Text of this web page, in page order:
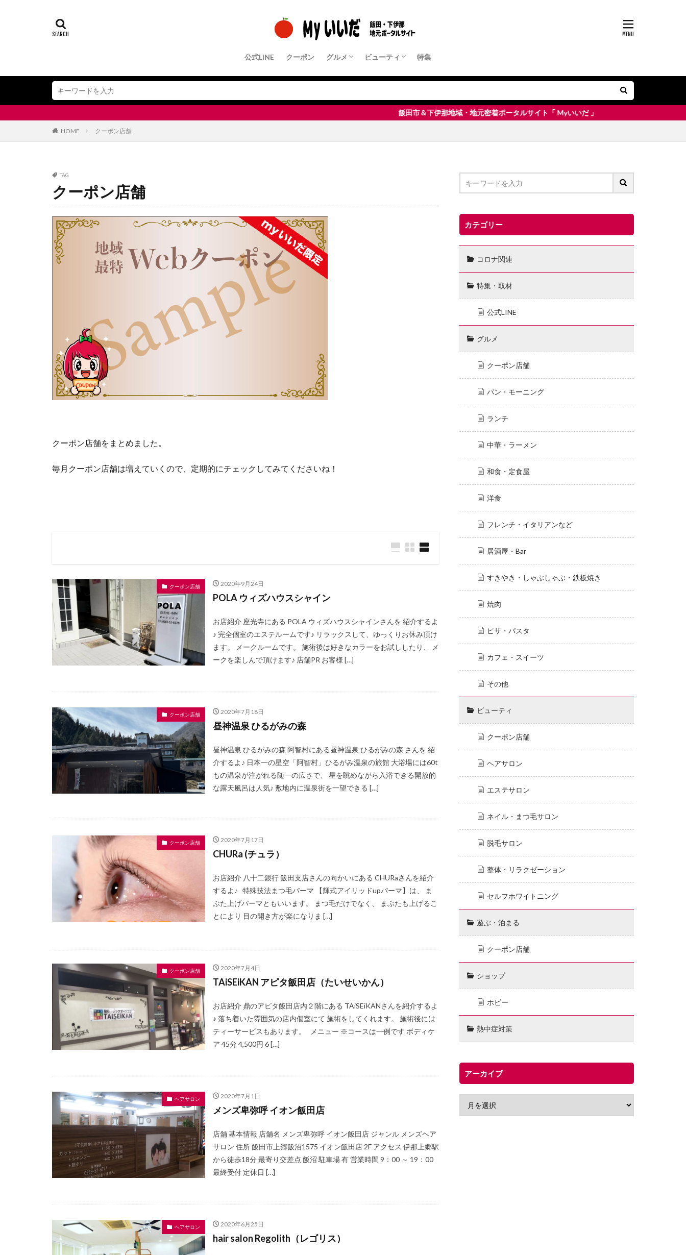
公式LINE クーポン グルメ
クーポン店舗
パン・モーニング
ランチ
中華・ラーメン
和食・定食屋
洋食
フレンチ・イタリアンなど
居酒屋・Bar
すきやき・しゃぶしゃぶ・鉄板焼き
焼肉
ピザ・パスタ
カフェ・スイーツ
その他
ビューティ
クーポン店舗
ヘアサロン
ネイル・まつ毛サロン
エステサロン
脱毛サロン
整体・リラクゼーション
特集
飯田市＆下伊那地域・地元密着ポータルサイト「 Myいいだ 」
HOME クーポン店舗
TAG
クーポン店舗
クーポン店舗をまとめました。
毎月クーポン店舗は増えていくので、定期的にチェックしてみてくださいね！
クーポン店舗 2020年9月24日
POLA ウィズハウスシャイン
お店紹介 座光寺にある POLA ウィズハウスシャインさんを 紹介するよ
♪ 完全個室のエステルームです♪ リラックスして、ゆっくりお休み頂け
ます。 メークルームです。 施術後は好きなカラーをお試ししたり、 メ
ークを楽しんで頂けます♪ 店舗PR お客様 […]
クーポン店舗 2020年7月18日
昼神温泉 ひるがみの森
昼神温泉 ひるがみの森 阿智村にある昼神温泉 ひるがみの森 さんを 紹
介するよ♪ 日本一の星空「阿智村」ひるがみ温泉の旅館 大浴場には60t
もの温泉が注がれる随一の広さで、 星を眺めながら入浴できる開放的
な露天風呂は人気♪ 敷地内に温泉街を一望できる […]
クーポン店舗 2020年7月17日
CHURa (チュラ）
お店紹介 八十二銀行 飯田支店さんの向かいにある CHURaさんを紹介
するよ♪ 特殊技法まつ毛パーマ 【輝式アイリッドupパーマ】は、 ま
ぶた上げパーマともいいます。 まつ毛だけでなく、 まぶたも上げるこ
とにより 目の開き方が楽になりま […]
クーポン店舗 2020年7月4日
TAiSEiKAN アピタ飯田店（たいせいかん）
お店紹介 鼎のアピタ飯田店内２階にある TAiSEiKANさんを紹介するよ
♪ 落ち着いた雰囲気の店内個室にて 施術をしてくれます。 施術後には
ティーサービスもあります。 メニュー ※コースは一例です ボディケ
ア 45分 4,500円 6 […]
ヘアサロン 2020年7月1日
メンズ卑弥呼 イオン飯田店
店舗 基本情報 店舗名 メンズ卑弥呼 イオン飯田店 ジャンル メンズヘア
サロン 住所 飯田市上郷飯沼1575 イオン飯田店 2F アクセス 伊那上郷駅
から徒歩18分 最寄り交差点 飯沼 駐車場 有 営業時間 9：00 ～ 19：00
最終受付 定休日 […]
ヘアサロン 2020年6月25日
hair salon Regolith（レゴリス）
カテゴリー
コロナ関連
特集・取材
公式LINE
グルメ
クーポン店舗
パン・モーニング
ランチ
中華・ラーメン
和食・定食屋
洋食
フレンチ・イタリアンなど
居酒屋・Bar
すきやき・しゃぶしゃぶ・鉄板焼き
焼肉
ピザ・パスタ
カフェ・スイーツ
その他
ビューティ
クーポン店舗
ヘアサロン
エステサロン
ネイル・まつ毛サロン
脱毛サロン
整体・リラクゼーション
セルフホワイトニング
遊ぶ・泊まる
クーポン店舗
ショップ
ホビー
熱中症対策
アーカイブ